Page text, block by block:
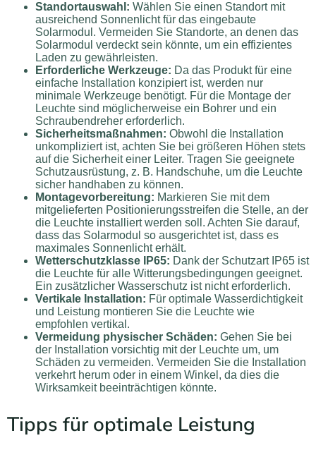
Standortauswahl: Wählen Sie einen Standort mit
ausreichend Sonnenlicht für das eingebaute
Solarmodul. Vermeiden Sie Standorte, an denen das
Solarmodul verdeckt sein könnte, um ein effizientes
Laden zu gewährleisten.
Erforderliche Werkzeuge: Da das Produkt für eine
einfache Installation konzipiert ist, werden nur
minimale Werkzeuge benötigt. Für die Montage der
Leuchte sind möglicherweise ein Bohrer und ein
Schraubendreher erforderlich.
Sicherheitsmaßnahmen: Obwohl die Installation
unkompliziert ist, achten Sie bei größeren Höhen stets
auf die Sicherheit einer Leiter. Tragen Sie geeignete
Schutzausrüstung, z. B. Handschuhe, um die Leuchte
sicher handhaben zu können.
Montagevorbereitung: Markieren Sie mit dem
mitgelieferten Positionierungsstreifen die Stelle, an der
die Leuchte installiert werden soll. Achten Sie darauf,
dass das Solarmodul so ausgerichtet ist, dass es
maximales Sonnenlicht erhält.
Wetterschutzklasse IP65: Dank der Schutzart IP65 ist
die Leuchte für alle Witterungsbedingungen geeignet.
Ein zusätzlicher Wasserschutz ist nicht erforderlich.
Vertikale Installation: Für optimale Wasserdichtigkeit
und Leistung montieren Sie die Leuchte wie
empfohlen vertikal.
Vermeidung physischer Schäden: Gehen Sie bei
der Installation vorsichtig mit der Leuchte um, um
Schäden zu vermeiden. Vermeiden Sie die Installation
verkehrt herum oder in einem Winkel, da dies die
Wirksamkeit beeinträchtigen könnte.
Tipps für optimale Leistung